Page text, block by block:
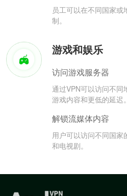
员工可以在不同国家或
制。
游戏和娱乐
访问游戏服务器
通过VPN可以访问不同
游戏内容和更低的延迟。
解锁流媒体内容
用户可以访问不同国家
和电视剧。